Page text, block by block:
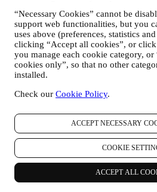
“Necessary Cookies” cannot be
support web functionalities, but you
uses above (preferences, statistics
clicking “Accept all cookies”, or
you manage each cookie category, or
cookies only”, so that no other
installed.
Check our Cookie Policy.
ACCEPT NECESSARY
COOKIE
ACCEPT ALL
może również w dowolnym
otrzymywania naszych
rezygnacji z subskrypcji
newslettera. Jeśli użytkownik
łatwo zarządzać swoimi
W zależności od preferencji
kontaktując się z nami pod
Przetworzymy rezygnację
jednak w pewnych
otrzymać kilka dodatkowych
zostanie całkowicie
przekazujemy ani nie
użytkownika, ani innych danych
w celach marketingowych.
PONOWNE
OFERT I ZWIĘKSZANIE